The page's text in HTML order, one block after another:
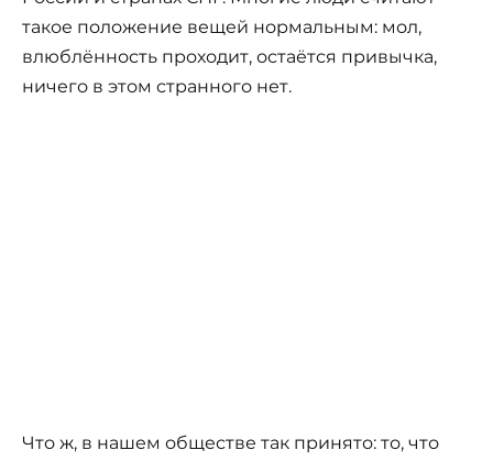
такое положение вещей нормальным: мол,
влюблённость проходит, остаётся привычка,
ничего в этом странного нет.
Что ж, в нашем обществе так принято: то, что